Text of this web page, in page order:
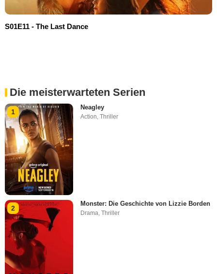
S01E11 - The Last Dance
Die meisterwarteten Serien
1
Neagley
Action,Thriller
2
Monster: Die Geschichte von Lizzie Borden
Drama ,Thriller